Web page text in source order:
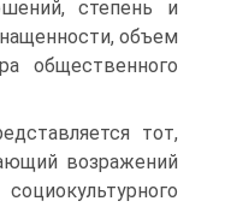
степень и
объем
общественного
тот,
возражений